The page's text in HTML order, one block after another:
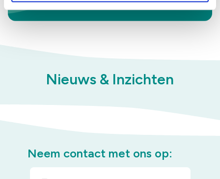
Nieuws & Inzichten
Neem contact met ons op: